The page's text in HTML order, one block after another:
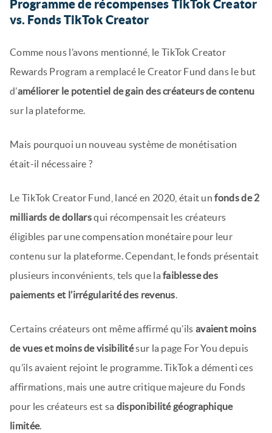
Programme de récompenses TikTok Creator
vs. Fonds TikTok Creator
Comme nous l’avons mentionné, le TikTok Creator
Rewards Program a remplacé le Creator Fund dans le but
d’améliorer le potentiel de gain des créateurs de contenu
sur la plateforme.
Mais pourquoi un nouveau système de monétisation
était-il nécessaire ?
Le TikTok Creator Fund, lancé en 2020, était unfonds de 2
milliards de dollarsqui récompensait les créateurs
éligibles par une compensation monétaire pour leur
contenu sur la plateforme. Cependant, le fonds présentait
plusieurs inconvénients, tels que lafaiblesse des
paiements et l’irrégularité des revenus.
Certains créateurs ont même affirmé qu’ils avaient moins
de vues et moins de visibilitésur la page For You depuis
qu’ils avaient rejoint le programme. TikTok a démenti ces
affirmations, mais une autre critique majeure du Fonds
pour les créateurs est sa disponibilité géographique
limitée.